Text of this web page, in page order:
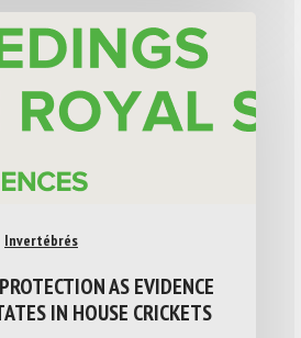
Invertébrés
AS EVIDENCE
IN HOUSE CRICKETS